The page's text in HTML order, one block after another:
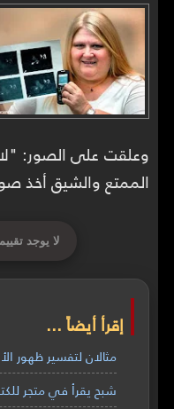
وعلقت على الصور:
الممتع والشيق أخذ
لا يوجد
إقرأ أيضاً ...
مثالان لتفسير ظهور
شبح يقرأ في متجر